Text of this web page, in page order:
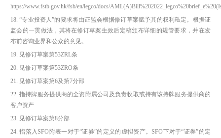
https://www.fstb.gov.hk/fsb/en/legco/docs/
18. “专业投资人”的要求将由证监会根据修订草案赋予其的权利敲定。根据证
监会的一贯做法，其将在修订草案生效后定稿颁布详细的规管要求，并在发
布前咨询业界和公众的意见。
19. 见修订草案第53ZRL条
20. 见修订草案第53ZRO条
21. 见修订草案第6及第7分部
22. 指持牌服务提供商的全资附属公司及负责收取或持有该持牌服务提供商的
客户资产
23. 见修订草案第8分部
24. 指落入SFO附表一对于“证券”的定义的虚拟资产。SFO下对于“证券”的定